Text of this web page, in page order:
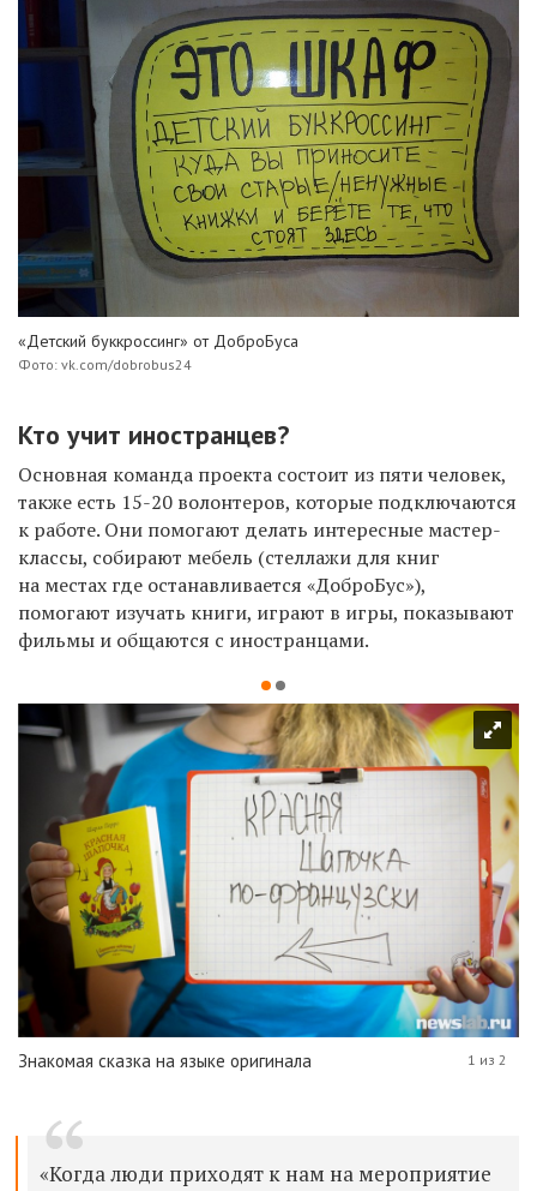
«Детский буккроссинг» от ДоброБуса
Фото: vk.com/dobrobus24
Кто учит иностранцев?
Основная команда проекта состоит из пяти человек,
также есть 15-20 волонтеров, которые подключаются
к работе. Они помогают делать интересные мастер-
классы, собирают мебель (стеллажи для книг
на местах где останавливается «ДоброБус»),
помогают изучать книги, играют в игры, показывают
фильмы и общаются с иностранцами.
Знакомая сказка на языке оригинала 1 из 2
«Когда люди приходят к нам на мероприятие